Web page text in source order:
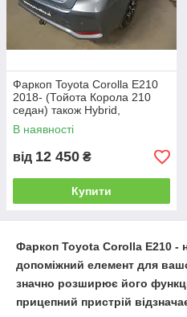
2. Вертикальний
Фаркоп Toyota Corolla E210
2018- (Тойота Корола 210
седан) також Hybrid,
оцинкований Швидкознімний
автомат на ручці
В наявності
від 12 450 ₴
Купити
Фаркоп Toyota Corolla E210 -
допоміжний елемент для
значно розширює його
прицепний пристрій